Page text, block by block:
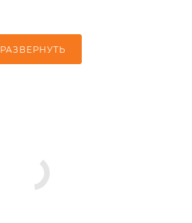
РАЗВЕРНУТЬ